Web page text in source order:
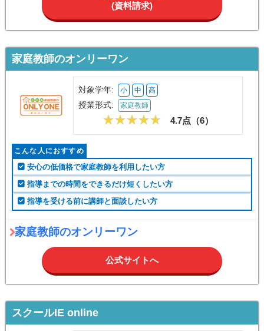
(資料請求)
家庭教師のオンリーワン
対象学年: 小 中 高
授業形式: 家庭教師
4.7点（6）
こんな人におすすめ
安心の低価格で家庭教師を利用したい方
指導までの時間をできるだけ短くしたい方
指導を受ける前に講師と面談したい方
家庭教師のオンリーワン
公式サイトへ
スクールIE online